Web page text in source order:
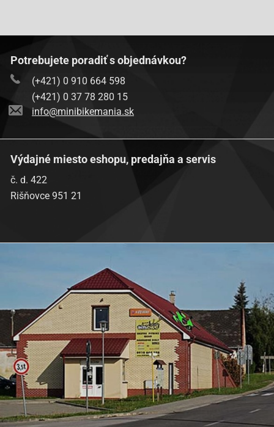
Potrebujete poradiť s objednávkou?
(+421) 0 910 664 598
(+421) 0 37 78 280 15
info@minibikemania.sk
Výdajné miesto eshopu, predajňa a servis
č. d. 422
Rišňovce 951 21